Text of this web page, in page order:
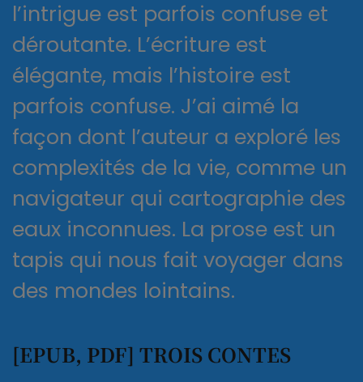
l’intrigue est parfois confuse et
déroutante. L’écriture est
élégante, mais l’histoire est
parfois confuse. J’ai aimé la
façon dont l’auteur a exploré les
complexités de la vie, comme un
navigateur qui cartographie des
eaux inconnues. La prose est un
tapis qui nous fait voyager dans
des mondes lointains.
[EPUB, PDF] TROIS CONTES